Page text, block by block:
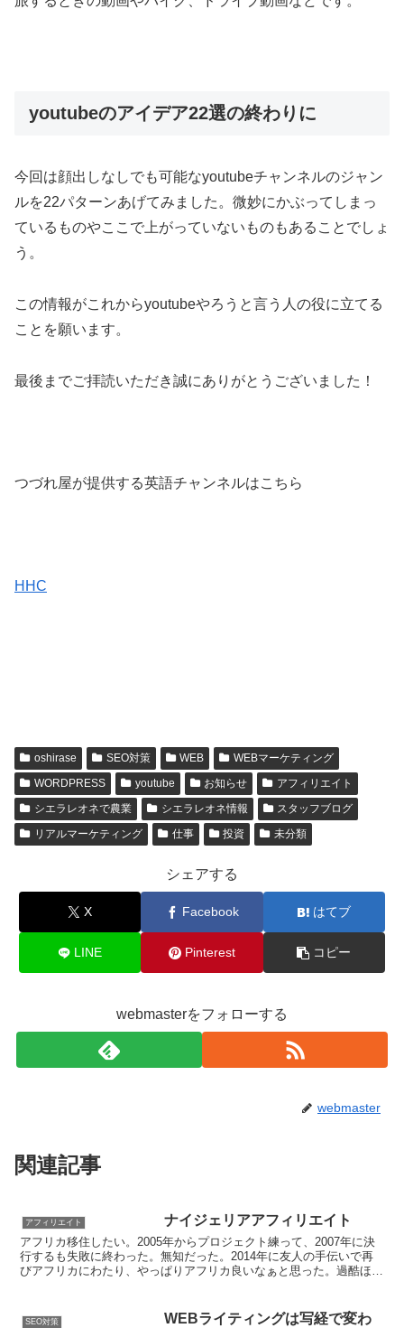
youtubeのアイデア22選の終わりに
今回は顔出しなしでも可能なyoutubeチャンネルのジャン
ルを22パターンあげてみました。微妙にかぶってしまっ
ているものやここで上がっていないものもあることでしょ
う。
この情報がこれからyoutubeやろうと言う人の役に立てる
ことを願います。
最後までご拝読いただき誠にありがとうございました！
つづれ屋が提供する英語チャンネルはこちら
HHC
oshirase SEO対策 WEB
WEBマーケティング
WORDPRESS
youtube お知らせ
アフィリエイト
シエラレオネで農業
シエラレオネ情報
スタッフブログ
リアルマーケティング
仕事 投資 未分類
シェアする
X Facebook はてブ
LINE Pinterest コピー
webmasterをフォローする
webmaster
関連記事
アフィリエイト ナイジェリアアフィリエイト
アフリカ移住したい。2005年からプロジェクト練って、2007年に決
行するも失敗に終わった。無知だった。2014年に友人の手伝いで再
びアフリカにわたり、やっぱりアフリカ良いなぁと思った。過酷ほん
SEO対策
WEBライティングは写経で変わ